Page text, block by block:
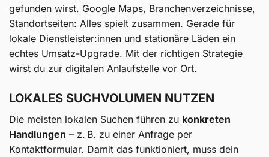
gefunden wirst. Google Maps, Branchenverzeichnisse,
Standortseiten: Alles spielt zusammen. Gerade für
lokale Dienstleister:innen und stationäre Läden ein
echtes Umsatz-Upgrade. Mit der richtigen Strategie
wirst du zur digitalen Anlaufstelle vor Ort.
LOKALES SUCHVOLUMEN NUTZEN
Die meisten lokalen Suchen führen zu konkreten
Handlungen – z. B. zu einer Anfrage per
Kontaktformular. Damit das funktioniert, muss dein